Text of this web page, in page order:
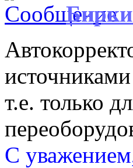
т.е. только
С